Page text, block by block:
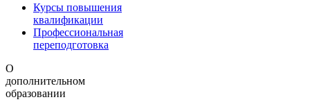
Курсы повышения
квалификации
Профессиональная
переподготовка
О
дополнительном
образовании